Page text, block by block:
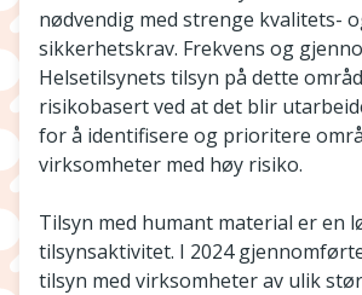
nødvendig med strenge kvalitets-
sikkerhetskrav. Frekvens og
Helsetilsynets tilsyn på dette
risikobasert ved at det blir
for å identifisere og prioritere
virksomheter med høy risiko.
Tilsyn med humant material er en
tilsynsaktivitet. I 2024
tilsyn med virksomheter av ulik